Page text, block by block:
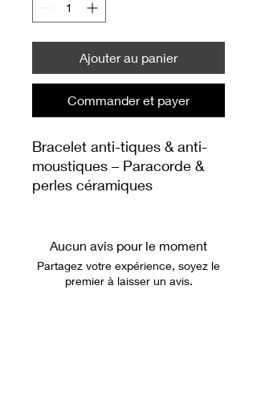
Ajouter au panier
Commander et payer
Bracelet anti-tiques & anti-
moustiques – Paracorde &
perles céramiques
style avec ce bracelet pensé
pour les amoureux de la
nature !
Aucun avis pour le moment
Partagez votre expérience, soyez le
premier à laisser un avis.